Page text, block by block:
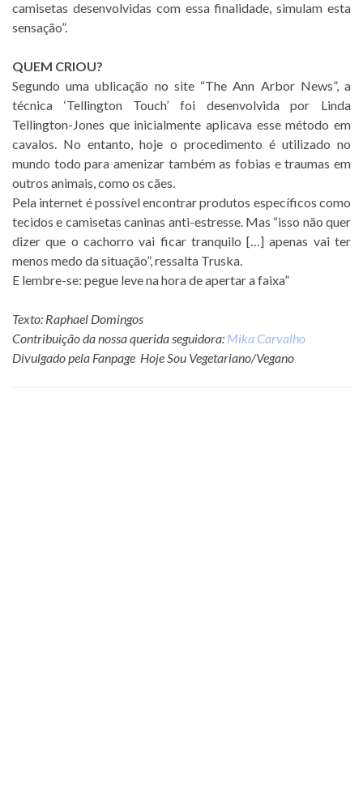
camisetas desenvolvidas com essa finalidade, simulam esta
sensação”.
QUEM CRIOU?
Segundo uma ublicação no site “The Ann Arbor News”, a
técnica ‘Tellington Touch’ foi desenvolvida por Linda
Tellington-Jones que inicialmente aplicava esse método em
cavalos. No entanto, hoje o procedimento é utilizado no
mundo todo para amenizar também as fobias e traumas em
outros animais, como os cães.
Pela internet é possível encontrar produtos específicos como
tecidos e camisetas caninas anti-estresse. Mas “isso não quer
dizer que o cachorro vai ficar tranquilo […] apenas vai ter
menos medo da situação”, ressalta Truska.
E lembre-se: pegue leve na hora de apertar a faixa”
Texto: Raphael Domingos
Contribuição da nossa querida seguidora: Mika Carvalho
Divulgado pela Fanpage Hoje Sou Vegetariano/Vegano